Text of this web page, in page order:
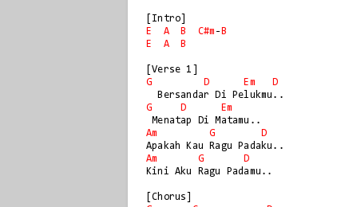
E
A B C#m - B
E
A B
G
D Em
D
G
D
Em
Am
G
D
Am
G
D
Kini Aku Ragu Padamu..